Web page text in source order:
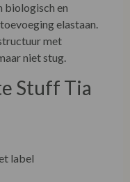
biologisch en
elastaan.
met
niet stug.
Stuff Tia
label